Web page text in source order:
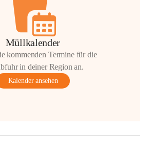
Beschwerden.
Müllkalender
kommenden Termine für die
in deiner Region an.
Kalender ansehen